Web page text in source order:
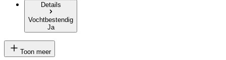
Details
Vochtbestendig
Ja
Toon meer